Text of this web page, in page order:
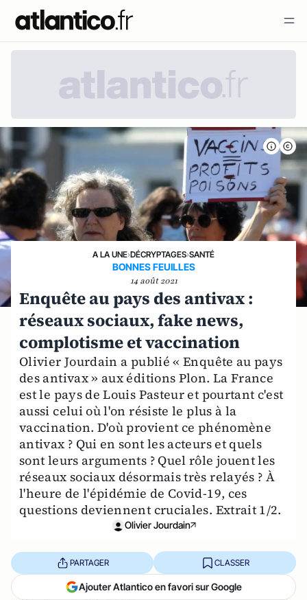
A LA UNE›DÉCRYPTAGES›SANTÉ
BONNES FEUILLES
14 août 2021
Enquête au pays des antivax :
réseaux sociaux, fake news,
complotisme et vaccination
Olivier Jourdain a publié « Enquête au pays
des antivax » aux éditions Plon. La France
est le pays de Louis Pasteur et pourtant c'est
aussi celui où l'on résiste le plus à la
vaccination. D'où provient ce phénomène
antivax ? Qui en sont les acteurs et quels
sont leurs arguments ? Quel rôle jouent les
réseaux sociaux désormais très relayés ? À
l'heure de l'épidémie de Covid-19, ces
questions deviennent cruciales. Extrait 1/2.
Olivier Jourdain
PARTAGER CLASSER
Ajouter Atlantico en favori sur Google